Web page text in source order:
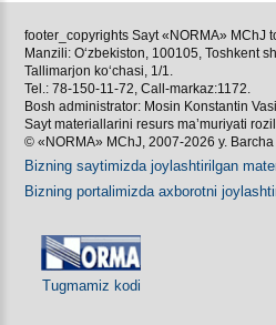
footer_copyrights Sayt «NORMA» MChJ
Manzili: Oʻzbekiston, 100105, Toshkent
Tallimarjon koʻchasi, 1/1.
Tel.: 78-150-11-72, Call-markaz:1172.
Bosh administrator: Mosin Konstantin
Sayt materiallarini resurs ma’muriyati
© «NORMA» MChJ, 2007-2026 y.
Bizning saytimizda joylashtirilgan
Bizning portalimizda aхborotni
Tugmamiz kodi